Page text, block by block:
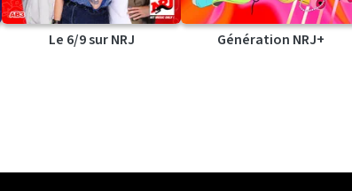
Le 6/9 sur NRJ Génération NRJ+